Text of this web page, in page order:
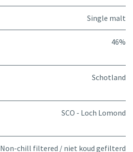
Single malt
46%
Schotland
SCO - Loch Lomond
Non-chill filtered / niet koud gefilterd